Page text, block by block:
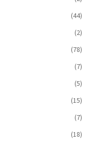
(44)
(2)
(78)
(7)
(5)
(15)
(7)
(18)